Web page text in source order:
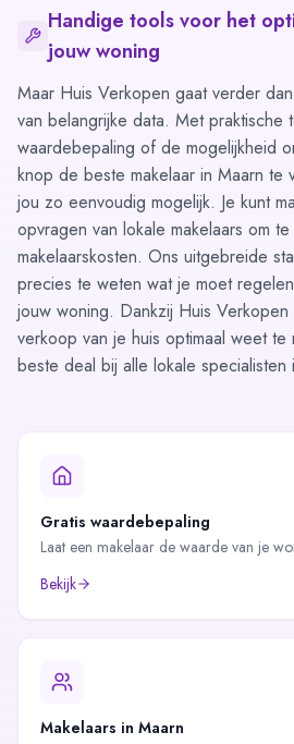
Handige tools voor het
jouw woning
Maar Huis Verkopen gaat verder
van belangrijke data. Met praktische
waardebepaling of de mogelijkheid
knop de beste makelaar in Maarn te
jou zo eenvoudig mogelijk. Je kunt
opvragen van lokale makelaars om
makelaarskosten. Ons uitgebreide
precies te weten wat je moet
jouw woning. Dankzij Huis
verkoop van je huis optimaal weet
beste deal bij alle lokale specialisten
Gratis waardebepaling
Laat een makelaar de waarde van je
Bekijk
Makelaars in Maarn